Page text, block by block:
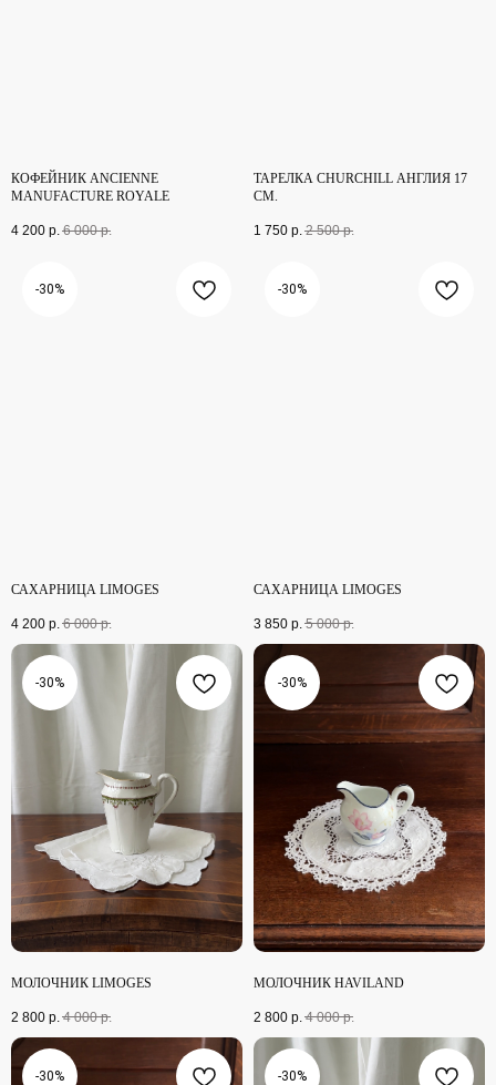
КОФЕЙНИК ANCIENNE
MANUFACTURE ROYALE
4 200 р. 6 000 р.
ТАРЕЛКА CHURCHILL АНГЛИЯ 17
СМ.
1 750 р. 2 500 р.
-30%
САХАРНИЦА LIMOGES
4 200 р. 6 000 р.
-30%
САХАРНИЦА LIMOGES
3 850 р. 5 000 р.
-30%
МОЛОЧНИК LIMOGES
2 800 р. 4 000 р.
-30%
МОЛОЧНИК HAVILAND
2 800 р. 4 000 р.
-30% -30%